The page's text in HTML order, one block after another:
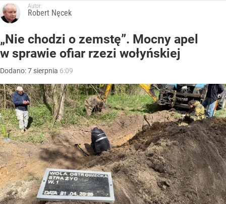
Autor:
Robert Nęcek
„Nie chodzi o zemstę”. Mocny apel
w sprawie ofiar rzezi wołyńskiej
Dodano:7 sierpnia 6:09